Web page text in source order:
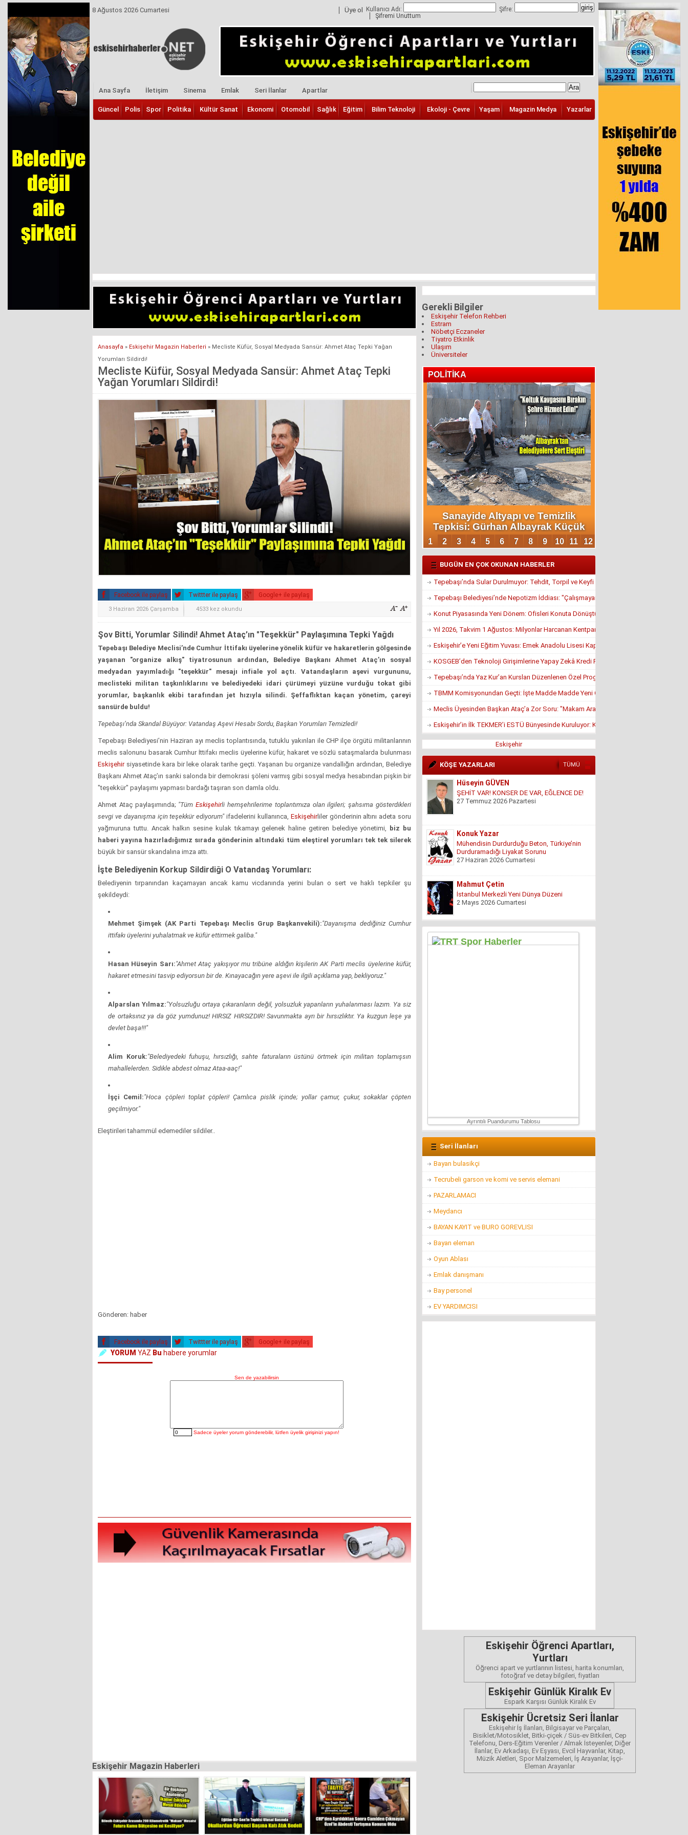
8 Ağustos 2026 Cumartesi Üye ol Kullanıcı Adı:
Şifre:
Şifremi Unuttum
Ana Sayfa İletişim Sinema Emlak Seri İlanlar Apartlar
Güncel Polis Spor Politika Kültür Sanat Ekonomi Otomobil Sağlık Eğitim Bilim Teknoloji Ekoloji - Çevre Yaşam Magazin Medya Yazarlar
Anasayfa » Eskişehir Magazin Haberleri » Mecliste Küfür, Sosyal Medyada Sansür: Ahmet Ataç Tepki Yağan
Yorumları Sildirdi!
Mecliste Küfür, Sosyal Medyada Sansür: Ahmet Ataç Tepki
Yağan Yorumları Sildirdi!
Facebook ile paylaş Twittter ile paylaş Google+ ile paylaş
3 Haziran 2026 Çarşamba 4533 kez okundu
Şov Bitti, Yorumlar Silindi! Ahmet Ataç’ın "Teşekkür" Paylaşımına Tepki Yağdı
Tepebaşı Belediye Meclisi’nde Cumhur İttifakı üyelerine yönelik küfür ve hakaretlerin gölgesinde
yaşanan "organize alkış" tiyatrosunun ardından, Belediye Başkanı Ahmet Ataç’ın sosyal
medyadan yayımladığı "teşekkür" mesajı infiale yol açtı. Vatandaşların aşevi vurgununu,
meclisteki militan taşkınlıklarını ve belediyedeki idari çürümeyi yüzüne vurduğu tokat gibi
yorumlar, başkanlık ekibi tarafından jet hızıyla silindi. Şeffaflıktan kaçan yönetim, çareyi
sansürde buldu!
Tepebaşı’nda Skandal Büyüyor: Vatandaş Aşevi Hesabı Sordu, Başkan Yorumları Temizledi!
Tepebaşı Belediyesi’nin Haziran ayı meclis toplantısında, tutuklu yakınları ile CHP ilçe örgütü militanlarının
meclis salonunu basarak Cumhur İttifakı meclis üyelerine küfür, hakaret ve sözlü sataşmalarda bulunması
Eskişehirsiyasetinde kara bir leke olarak tarihe geçti. Yaşanan bu organize vandallığın ardından, Belediye
Başkanı Ahmet Ataç’ın sanki salonda bir demokrasi şöleni varmış gibi sosyal medya hesabından pişkin bir
"teşekkür" paylaşımı yapması bardağı taşıran son damla oldu.
Ahmet Ataç paylaşımında; "TümEskişehirli hemşehrilerime toplantımıza olan ilgileri; şahsıma gösterdikleri
sevgi ve dayanışma için teşekkür ediyorum"ifadelerini kullanınca, Eskişehirliler gönderinin altını adeta soru
yağmuruna tuttu. Ancak halkın sesine kulak tıkamayı gelenek haline getiren belediye yönetimi, biz bu
haberi yayına hazırladığımız sırada gönderinin altındaki tüm eleştirel yorumları tek tek silerek
büyük bir sansür skandalına imza attı.
İşte Belediyenin Korkup Sildirdiği O Vatandaş Yorumları:
Belediyenin tırpanından kaçamayan ancak kamu vicdanında yerini bulan o sert ve haklı tepkiler şu
şekildeydi:
Mehmet Şimşek (AK Parti Tepebaşı Meclis Grup Başkanvekili):"Dayanışma dediğiniz Cumhur
ittifakı üyelerini yuhalatmak ve küfür ettirmek galiba."
Hasan Hüseyin Sarı:"Ahmet Ataç yakışıyor mu tribüne aldığın kişilerin AK Parti meclis üyelerine küfür,
hakaret etmesini tasvip ediyorsun bir de. Kınayacağın yere aşevi ile ilgili açıklama yap, bekliyoruz."
Alparslan Yılmaz:"Yolsuzluğu ortaya çıkaranların değil, yolsuzluk yapanların yuhalanması lazım. Ya siz
de ortaksınız ya da göz yumdunuz! HIRSIZ HIRSIZDIR! Savunmakta ayrı bir hırsızlıktır. Ya kuzgun leşe ya
devlet başa!!!"
Alim Koruk:"Belediyedeki fuhuşu, hırsızlığı, sahte faturaların üstünü örtmek için militan toplamışsın
mahallelerden. Sidikle abdest olmaz Ataa-aaç!"
İşçi Cemil:"Hoca çöpleri toplat çöpleri! Çamlıca pislik içinde; yollar çamur, çukur, sokaklar çöpten
geçilmiyor."
Eleştirileri tahammül edemediler sildiler..
Gönderen: haber
Facebook ile paylaş Twittter ile paylaş Google+ ile paylaş
YORUM YAZ Bu habere yorumlar
Eskişehir Magazin Haberleri
Gerekli Bilgiler
Eskişehir Telefon Rehberi
Estram
Nöbetçi Eczaneler
Tiyatro Etkinlik
Ulaşım
Üniversiteler
BUGÜN EN ÇOK OKUNAN HABERLER
Tepebaşı’nda Sular Durulmuyor: Tehdit, Torpil ve Keyfi Atamalar Gündemde
Tepebaşı Belediyesi’nde Nepotizm İddiası: "Çalışmayan Kaldı, Çavuş İstifa Ettirildi"
Konut Piyasasında Yeni Dönem: Ofisleri Konuta Dönüştürmek İçin Son Tarih 1
Yıl 2026, Takvim 1 Ağustos: Milyonlar Harcanan Kentpark Plajı Ne Zaman Açılacak?
Eskişehir’e Yeni Eğitim Yuvası: Emek Anadolu Lisesi Kapılarını Açmaya Hazırlanıyor
KOSGEB’den Teknoloji Girişimlerine Yapay Zekâ Kredi Programı
Tepebaşı’nda Yaz Kur’an Kursları Düzenlenen Özel Programla Açıldı
TBMM Komisyonundan Geçti: İşte Madde Madde Yeni Öğrenci Affı Rehberi
Meclis Üyesinden Başkan Ataç’a Zor Soru: "Makam Aracı Eşine mi Tahsis Edildi?"
Eskişehir’in İlk TEKMER’i ESTÜ Bünyesinde Kuruluyor: KOSGEB Onayı Geldi
Eskişehir
KÖŞE YAZARLARI TÜMÜ
Hüseyin GÜVEN
ŞEHİT VAR! KONSER DE VAR, EĞLENCE DE!
27 Temmuz 2026 Pazartesi
Konuk Yazar
Mühendisin Durdurduğu Beton, Türkiye’nin
Durduramadığı Liyakat Sorunu
27 Haziran 2026 Cumartesi
Mahmut Çetin
İstanbul Merkezli Yeni Dünya Düzeni
2 Mayıs 2026 Cumartesi
Muhterem Turan
Eskişehir’de Görünmeyen Hayır Kapısı
Ayrıntılı Puandurumu Tablosu
Seri İlanları
Bayan bulasikçi
Tecrubeli garson ve komi ve servis elemani
PAZARLAMACI
Meydancı
BAYAN KAYIT ve BURO GOREVLISI
Bayan eleman
Oyun Ablası
Emlak danışmanı
Bay personel
EV YARDIMCISI
Eskişehir Öğrenci Apartları,
Yurtları
Öğrenci apart ve yurtlarının listesi, harita konumları,
fotoğraf ve detay bilgileri, fiyatları
Eskişehir Günlük Kiralık Ev
Espark Karşısı Günlük Kiralık Ev
Eskişehir Ücretsiz Seri İlanlar
Eskişehir İş İlanları, Bilgisayar ve Parçaları,
Bisiklet/Motosiklet, Bitki-çiçek / Süs-ev Bitkileri, Cep
Telefonu, Ders-Eğitim Verenler / Almak İsteyenler, Diğer
İlanlar, Ev Arkadaşı, Ev Eşyası, Evcil Hayvanlar, Kitap,
Müzik Aletleri, Spor Malzemeleri, İş Arayanlar, İşçi-
Eleman Arayanlar